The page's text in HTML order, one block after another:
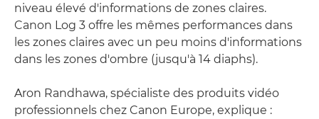
niveau élevé d'informations de zones claires.
Canon Log 3 offre les mêmes performances dans
les zones claires avec un peu moins d'informations
dans les zones d'ombre (jusqu'à 14 diaphs).
Aron Randhawa, spécialiste des produits vidéo
professionnels chez Canon Europe, explique :